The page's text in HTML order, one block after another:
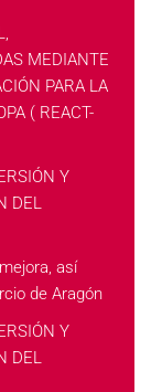
MEDIANTE
PARA LA
( REACT-
Y
DEL
así
de Aragón
Y
DEL